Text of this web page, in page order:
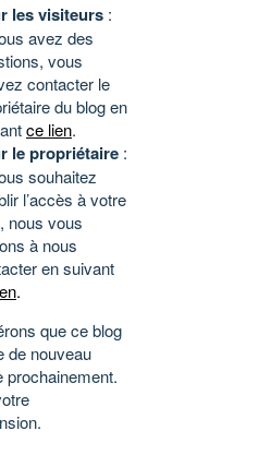
les visiteurs :
avez des
vous
contacter le
du blog en
ce lien.
le propriétaire :
souhaitez
l’accès à votre
nous vous
à nous
en suivant
.
que ce blog
de nouveau
prochainement.